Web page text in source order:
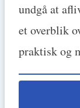
undgå at
et overblik
praktisk og